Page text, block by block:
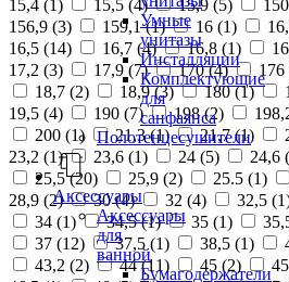
Умные
унитазы
Инсталляции
Комплектующие
для
санфаянса
Полотенцесушители
Аксессуары
Аксессуары
для
ванной
Бумагодержатели
15,4 (1 ) 15,5 (4) 15,9 (5)
156,9 (3) 159,1 (1) 16 (1)
16,5 (14) 16,7 (4) 16,8 (1)
17,2 (3) 17,9 (7) 170 (4) 176
18,7 (2) 18,9 (3) 180 (1)
19,5 (4) 190 (7) 198 (2)
200 (1) 21,3 (1) 21,7 (1)
23,2 (1) 23,6 (1) 24 (5) 24,6 (
25,5 (20) 25,9 (2) 25.5 (1)
28,9 (2) 30 (4) 32 (4) 32,5 (1
34 (1) 34,5 (1) 35 (1)
37 (12) 37,5 (1) 38,5 (1)
43,2 (2) 44 (11) 45 (2)